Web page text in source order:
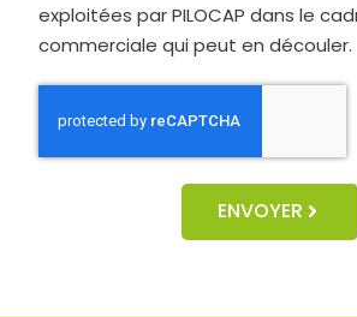
exploitées par PILOCAP dans le
commerciale qui peut en découler.
ENVOYER